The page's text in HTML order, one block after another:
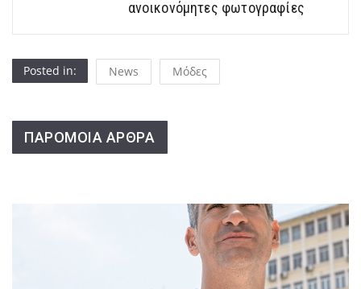
ανοικονόμητες φωτογραφίες
Posted in: News Μόδες
ΠΑΡΟΜΟΙΑ ΑΡΘΡΑ